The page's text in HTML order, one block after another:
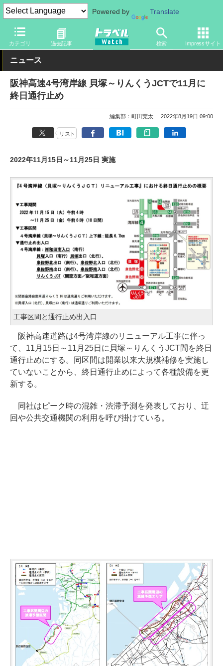
Powered by Translate
カテゴリ 過去記事 検索 Impressサイト
トラベル Watch 旅の方法 クルマ旅 高速道路
ニュース
阪神高速4号湾岸線 貝塚～りんくうJCTで11月に
終日通行止め
編集部：町田莞太 2022年8月19日 09:00
リスト
2022年11月15日～11月25日 実施
工事区間と通行止め出入口
阪神高速道路は4号湾岸線のリニューアル工事に伴っ
て、11月15日～11月25日に貝塚～りんくうJCT間を終日
通行止めにする。同区間は開業以来大規模補修を実施し
ていないことから、終日通行止めによって各種設備を更
新する。
同社はピーク時の混雑・渋滞予測を発表しており、迂
回や公共交通機関の利用を呼び掛けている。